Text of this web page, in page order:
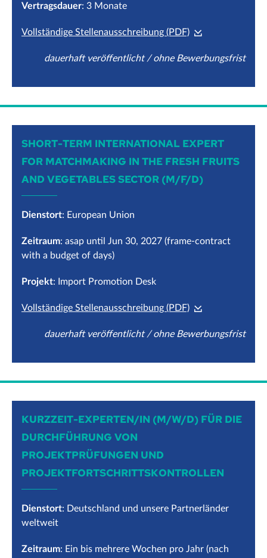
Vertragsdauer: 3 Monate
Vollständige Stellenausschreibung (PDF)
dauerhaft veröffentlicht / ohne Bewerbungsfrist
SHORT-TERM INTERNATIONAL EXPERT
FOR MATCHMAKING IN THE FRESH FRUITS
AND VEGETABLES SECTOR (M/F/D)
Dienstort: European Union
Zeitraum: asap until Jun 30, 2027 (frame-contract
with a budget of days)
Projekt: Import Promotion Desk
Vollständige Stellenausschreibung (PDF)
dauerhaft veröffentlicht / ohne Bewerbungsfrist
KURZZEIT-EXPERTEN/IN (M/W/D) FÜR DIE
DURCHFÜHRUNG VON
PROJEKTPRÜFUNGEN UND
PROJEKTFORTSCHRITTSKONTROLLEN
Dienstort: Deutschland und unsere Partnerländer
weltweit
Zeitraum: Ein bis mehrere Wochen pro Jahr (nach